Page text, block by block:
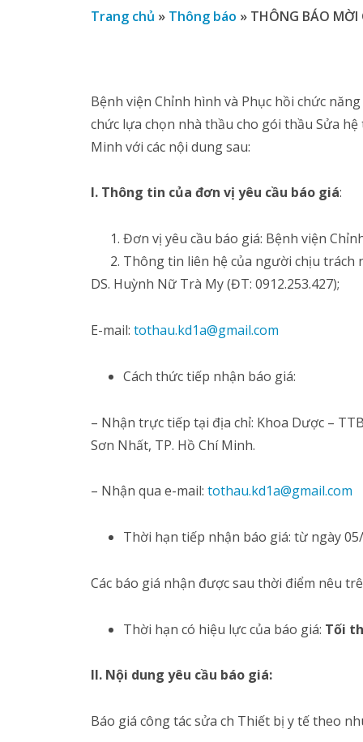
Trang chủ » Thông báo » THÔNG BÁO MỜI
Bệnh viện Chỉnh hình và Phục hồi chức
chức lựa chọn nhà thầu cho gói thầu Sửa
Minh với các nội dung sau:
I. Thông tin của đơn vị yêu cầu báo giá:
Đơn vị yêu cầu báo giá: Bệnh viện
Thông tin liên hệ của người chịu trách
DS. Huỳnh Nữ Trà My (ĐT: 0912.253.427);
E-mail: tothau.kd1a@gmail.com
Cách thức tiếp nhận báo giá:
– Nhận trực tiếp tại địa chỉ: Khoa Dược –
Sơn Nhất, TP. Hồ Chí Minh.
– Nhận qua e-mail: tothau.kd1a@gmail.com
Thời hạn tiếp nhận báo giá: từ ngày
Các báo giá nhận được sau thời điểm nêu
Thời hạn có hiệu lực của báo giá: Tối
II. Nội dung yêu cầu báo giá:
Báo giá công tác sửa ch Thiết bị y tế theo